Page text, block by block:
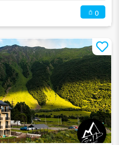
0